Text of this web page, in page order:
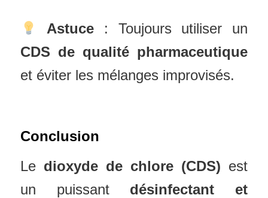
Astuce : Toujours utiliser un
CDS de qualité pharmaceutique
et éviter les mélanges improvisés.
Conclusion
Le dioxyde de chlore (CDS) est
un puissant désinfectant et